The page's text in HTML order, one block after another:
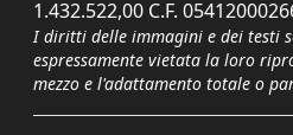
1.432.522,00 C.F.
I diritti delle immagini e dei testi
espressamente vietata la loro
mezzo e l'adattamento totale o